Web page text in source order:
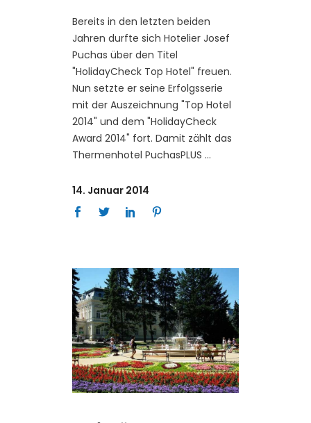
Bereits in den letzten beiden
Jahren durfte sich Hotelier Josef
Puchas über den Titel
"HolidayCheck Top Hotel" freuen.
Nun setzte er seine Erfolgsserie
mit der Auszeichnung "Top Hotel
2014" und dem "HolidayCheck
Award 2014" fort. Damit zählt das
Thermenhotel PuchasPLUS
14. Januar 2014